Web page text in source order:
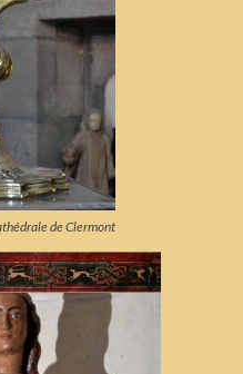
de Clermont